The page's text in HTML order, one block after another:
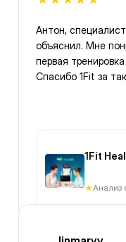
Антон,
объяснил. Мне
первая
Спасибо 1Fit за
1Fit
Анализ